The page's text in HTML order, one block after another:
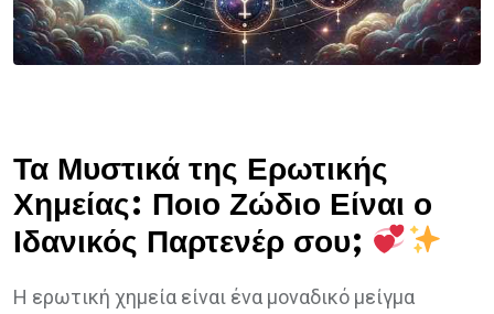
Τα Μυστικά της Ερωτικής
Χημείας: Ποιο Ζώδιο Είναι ο
Ιδανικός Παρτενέρ σου;
Η ερωτική χημεία είναι ένα μοναδικό μείγμα